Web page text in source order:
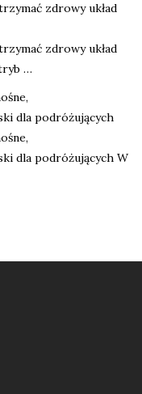
zdrowy układ
zdrowy układ
…
dla podróżujących
dla podróżujących W